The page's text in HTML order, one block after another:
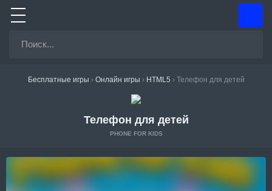
Бесплатные игры › Онлайн игры › HTML5 › Телефон для детей
Телефон для детей
PHONE FOR KIDS